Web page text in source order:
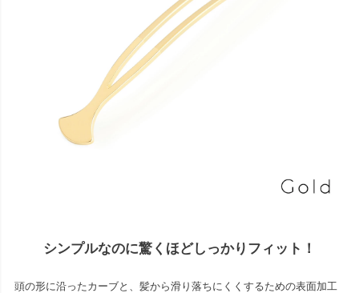
シンプルなのに驚くほどしっかりフィット！
頭の形に沿ったカーブと、髪から滑り落ちにくくするための表面加工